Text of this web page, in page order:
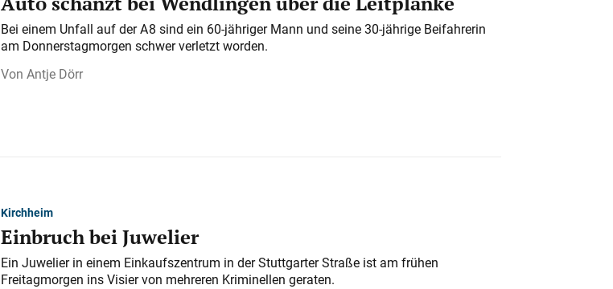
Bei einem Unfall auf der A 8 sind ein 60-jähriger Mann und seine 30-jährige Beifahrerin
am Donnerstagmorgen schwer verletzt worden.
Antje Dörr
Kirchheim
Einbruch bei Juwelier
Ein Juwelier in einem Einkaufszentrum in der Stuttgarter Straße ist am frühen
Freitagmorgen ins Visier von mehreren Kriminellen geraten.